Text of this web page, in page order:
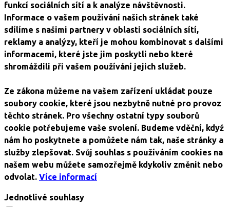
funkcí sociálních sítí a k analýze návštěvnosti.
Informace o vašem používání našich stránek také
sdílíme s našimi partnery v oblasti sociálních sítí,
reklamy a analýzy, kteří je mohou kombinovat s dalšími
informacemi, které jste jim poskytli nebo které
shromáždili při vašem používání jejich služeb.
Ze zákona můžeme na vašem zařízení ukládat pouze
soubory cookie, které jsou nezbytně nutné pro provoz
těchto stránek. Pro všechny ostatní typy souborů
cookie potřebujeme vaše svolení. Budeme vděční, když
nám ho poskytnete a pomůžete nám tak, naše stránky a
služby zlepšovat. Svůj souhlas s používáním cookies na
našem webu můžete samozřejmě kdykoliv změnit nebo
odvolat. Více informací
Jednotlivé souhlasy